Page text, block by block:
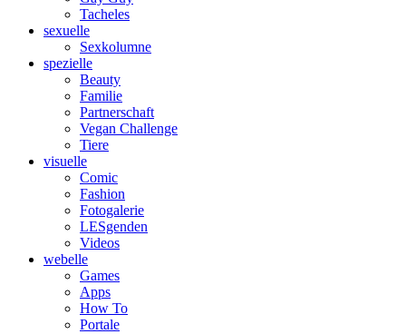
Tacheles
sexuelle
Sexkolumne
spezielle
Beauty
Familie
Partnerschaft
Vegan Challenge
Tiere
visuelle
Comic
Fashion
Fotogalerie
LESgenden
Videos
webelle
Games
Apps
How To
Portale